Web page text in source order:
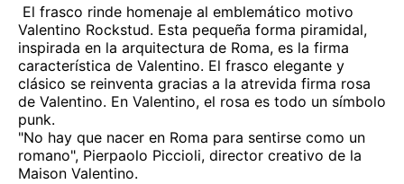
El frasco rinde homenaje al emblemático motivo
Valentino Rockstud. Esta pequeña forma piramidal,
inspirada en la arquitectura de Roma, es la firma
característica de Valentino. El frasco elegante y
clásico se reinventa gracias a la atrevida firma rosa
de Valentino. En Valentino, el rosa es todo un símbolo
punk.
"No hay que nacer en Roma para sentirse como un
romano", Pierpaolo Piccioli, director creativo de la
Maison Valentino.